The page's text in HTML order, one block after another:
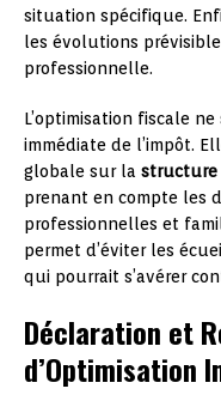
situation spécifique.
les évolutions
professionnelle.
L’optimisation fiscale
immédiate de l’impôt.
globale sur la structure
prenant en compte les
professionnelles et
permet d’éviter les
qui pourrait s’avérer
Déclaration et
d’Optimisation